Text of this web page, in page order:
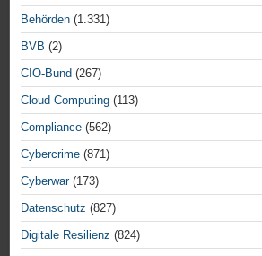
Behörden (1.331)
BVB (2)
CIO-Bund (267)
Cloud Computing (113)
Compliance (562)
Cybercrime (871)
Cyberwar(173)
Datenschutz (827)
Digitale Resilienz (824)